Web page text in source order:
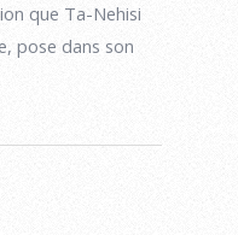
que Ta-Nehisi
pose dans son